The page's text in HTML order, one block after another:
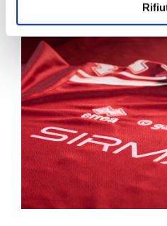
AS CITTADELLA